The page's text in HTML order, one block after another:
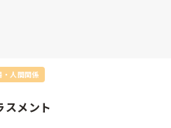
・人間関係
スメント